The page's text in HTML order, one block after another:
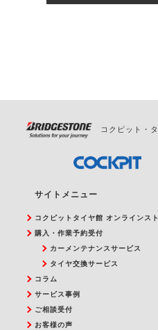
の日時変更につきまして
コクピット・
サイトメニュー
コクピットタイヤ館 オンラインス
購入・作業予約受付
カーメンテナンスサービス
タイヤ交換サービス
コラム
サービス事例
ご相談受付
お客様の声